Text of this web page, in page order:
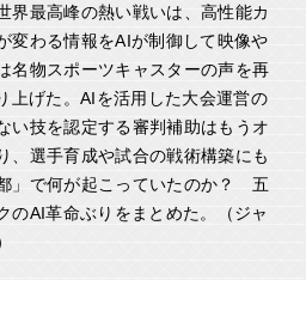
界最高峰の熱い戦いは、高性能カ
変わる情報をAIが制御して映像や
名物スポーツキャスターの声を再
上げた。AIを活用した大会運営の
い技を認定する審判補助はもうオ
、選手育成や試合の戦術構築にも
」で何が起こっていたのか？ 五
のAI革命ぶりをまとめた。（ジャ